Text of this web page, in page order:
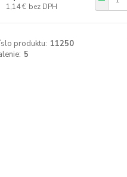
1,14 € bez DPH
produktu: 11250
5